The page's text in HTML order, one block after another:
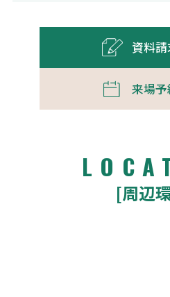
資料請
来場予
[周辺